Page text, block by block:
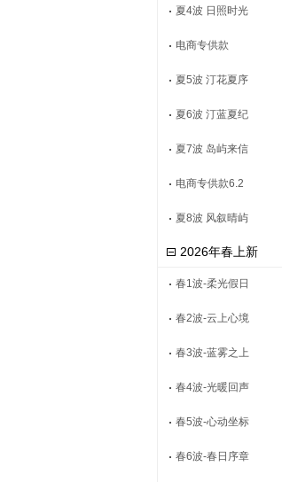
夏4波 日照时光
电商专供款
夏5波 汀花夏序
夏6波 汀蓝夏纪
夏7波 岛屿来信
电商专供款6.2
夏8波 风叙晴屿
2026年春上新
春1波-柔光假日
春2波-云上心境
春3波-蓝雾之上
春4波-光暖回声
春5波-心动坐标
春6波-春日序章